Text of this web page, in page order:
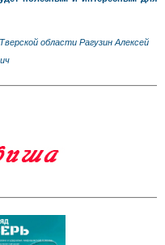
области Рагузин Алексей